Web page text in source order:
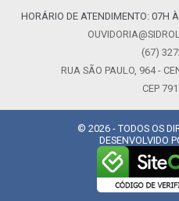
HORÁRIO DE ATENDIMENTO: 07H
(67)
RUA SÃO PAULO, 964 -
CEP
© 2026 - TODOS OS
DESENVOLVIDO